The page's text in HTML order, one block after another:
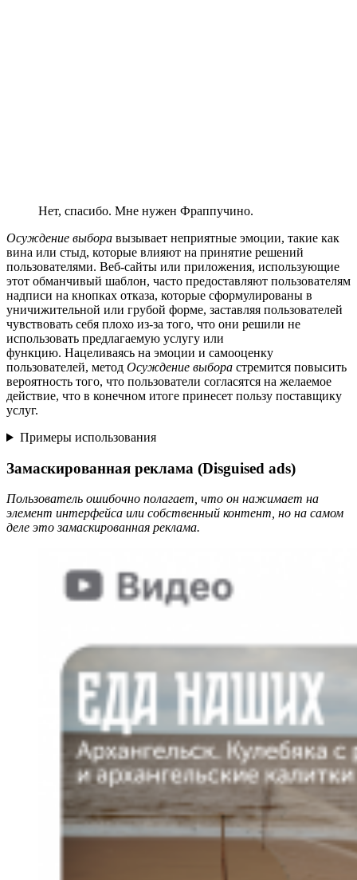
Нет, спасибо. Мне нужен Фраппучино.
Осуждение выбора вызывает неприятные эмоции, такие как
вина или стыд, которые влияют на принятие решений
пользователями. Веб-сайты или приложения, использующие
этот обманчивый шаблон, часто предоставляют пользователям
надписи на кнопках отказа, которые сформулированы в
уничижительной или грубой форме, заставляя пользователей
чувствовать себя плохо из-за того, что они решили не
использовать предлагаемую услугу или
функцию. Нацеливаясь на эмоции и самооценку
пользователей, метод Осуждение выбора стремится повысить
вероятность того, что пользователи согласятся на желаемое
действие, что в конечном итоге принесет пользу поставщику
услуг.
Примеры использования
Замаскированная реклама (Disguised ads)
Пользователь ошибочно полагает, что он нажимает на
элемент интерфейса или собственный контент, но на самом
деле это замаскированная реклама.